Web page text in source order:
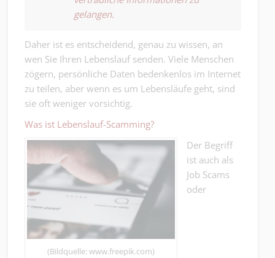
gelangen.
Daher ist es entscheidend, genau zu wissen, an
wen Sie Ihren Lebenslauf senden. Viele Menschen
zögern, persönliche Daten bedenkenlos im Internet
zu teilen, aber wenn es um Lebensläufe geht, sind
sie oft weniger vorsichtig.
Was ist Lebenslauf-Scamming?
(Bildquelle: www.freepik.com)
Der Begriff
ist auch als
Job Scams
oder